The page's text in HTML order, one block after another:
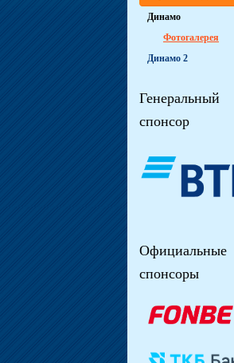
Динамо
Фотогалерея
Динамо 2
Генеральный
спонсор
Официальные
спонсоры